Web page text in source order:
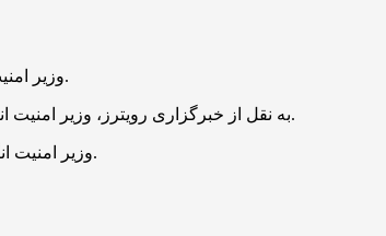
به گزارش اقتصادآنلاین به نقل از مهر، «دن جارویس» (Dan Jarvis) وزیر امنیت انگلیس امروز سه شنبه در اقدامی خصمانه سطح امنیتی را در قبال ایران افزایش داد.
به نقل از خبرگزاری رویترز، وزیر امنیت انگلیس با طرح ادعا‌های بی اساس از قرار گرفتن دستگاه‌های اطلاعاتی ایران و سپاه پاسداران انقلاب اسلامی در «سطح پیشرفته ثبت نفوذ خارجی» خبر داد.
وزیر امنیت انگلیس گفت: ما دستگاه‌های اطلاعاتی ایران، سپاه پاسداران و وزارت اطلاعات این کشور را در سطح پیشرفته (رصد مرتبط با) نفوذ خارجی قرار خواهیم داد.